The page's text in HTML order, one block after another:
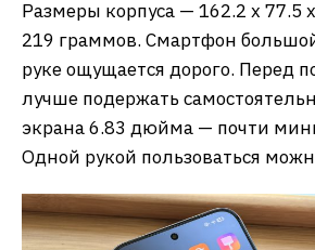
Размеры корпуса — 162.2 x 77.5
219 граммов. Смартфон
руке ощущается дорого. Перед
лучше подержать
экрана 6.83 дюйма — почти
Одной рукой пользоваться